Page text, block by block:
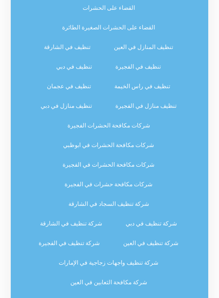
القضاء على الحشرات
القضاء على الحشرات الصغيرة الطائرة
تنظيف المنازل في العين تنظيف في الشارقة
تنظيف في الفجيرة تنظيف في دبي
تنظيف في راس الخيمة تنظيف في عجمان
تنظيف منازل في الفجيرة تنظيف منازل في دبي
شركات مكافحة الحشرات الفجيرة
شركات مكافحة الحشرات في ابوظبي
شركات مكافحة الحشرات في الفجيرة
شركات مكافحة حشرات في الفجيرة
شركة تنظيف السجاد في الشارقة
شركة تنظيف في دبي شركة تنظيف في الشارقة
شركة تنظيف في العين شركة تنظيف في الفجيرة
شركة تنظيف واجهات زجاجية في الإمارات
شركة مكافحة الثعابين في العين